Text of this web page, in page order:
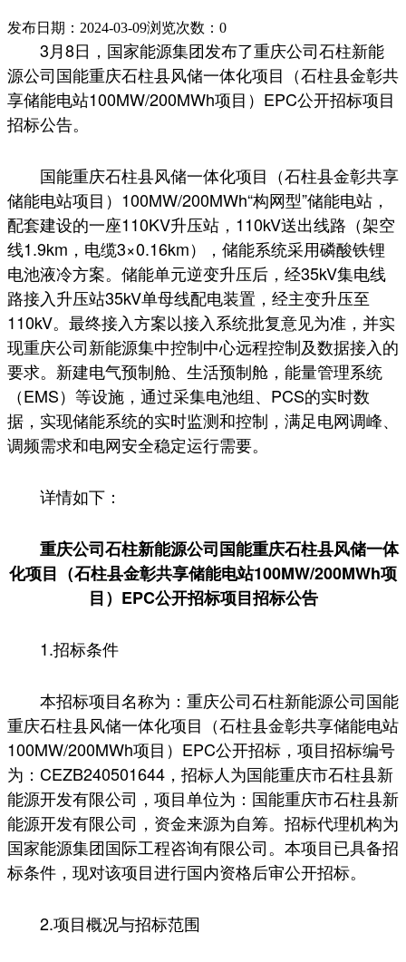
发布日期：2024-03-09浏览次数： 0
3月8日，国家能源集团发布了重庆公司石柱新能
源公司国能重庆石柱县风储一体化项目（石柱县金彰共
享储能电站100MW/200MWh项目）EPC公开招标项目
招标公告。
国能重庆石柱县风储一体化项目（石柱县金彰共享
储能电站项目）100MW/200MWh“构网型”储能电站，
配套建设的一座110KV升压站，110kV送出线路（架空
线1.9km，电缆3×0.16km），储能系统采用磷酸铁锂
电池液冷方案。储能单元逆变升压后，经35kV集电线
路接入升压站35kV单母线配电装置，经主变升压至
110kV。最终接入方案以接入系统批复意见为准，并实
现重庆公司新能源集中控制中心远程控制及数据接入的
要求。新建电气预制舱、生活预制舱，能量管理系统
（EMS）等设施，通过采集电池组、PCS的实时数
据，实现储能系统的实时监测和控制，满足电网调峰、
调频需求和电网安全稳定运行需要。
详情如下：
重庆公司石柱新能源公司国能重庆石柱县风储一体
化项目（石柱县金彰共享储能电站100MW/200MWh项
目）EPC公开招标项目招标公告
1.招标条件
本招标项目名称为：重庆公司石柱新能源公司国能
重庆石柱县风储一体化项目（石柱县金彰共享储能电站
100MW/200MWh项目）EPC公开招标，项目招标编号
为：CEZB240501644，招标人为国能重庆市石柱县新
能源开发有限公司，项目单位为：国能重庆市石柱县新
能源开发有限公司，资金来源为自筹。招标代理机构为
国家能源集团国际工程咨询有限公司。本项目已具备招
标条件，现对该项目进行国内资格后审公开招标。
2.项目概况与招标范围